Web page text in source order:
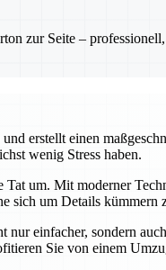
zur Seite –
erstellt einen
wenig Stress haben.
Tat um. Mit moderner
sich um Details kümmern
einfacher, sondern
Sie von einem